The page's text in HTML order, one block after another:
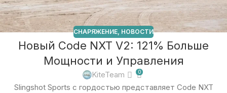
СНАРЯЖЕНИЕ, НОВОСТИ
Новый Code NXT V2: 121% Больше
Мощности и Управления
KiteTeam 0
Slingshot Sports с гордостью представляет Code NXT